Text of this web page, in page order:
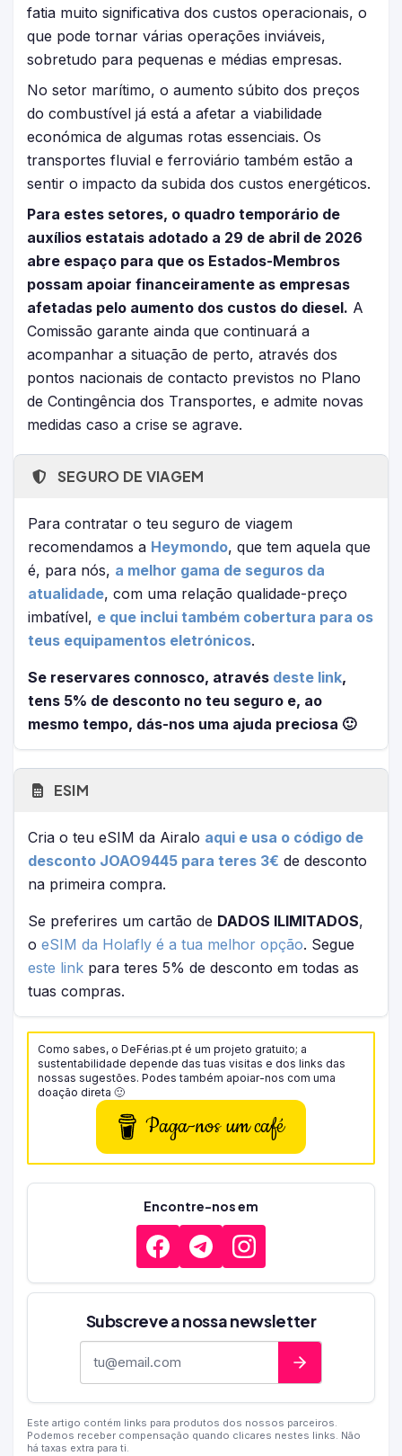
fatia muito significativa dos custos operacionais, o
que pode tornar várias operações inviáveis,
sobretudo para pequenas e médias empresas.
No setor marítimo, o aumento súbito dos preços
do combustível já está a afetar a viabilidade
económica de algumas rotas essenciais. Os
transportes fluvial e ferroviário também estão a
sentir o impacto da subida dos custos energéticos.
Para estes setores, o quadro temporário de
auxílios estatais adotado a 29 de abril de 2026
abre espaço para que os Estados-Membros
possam apoiar financeiramente as empresas
afetadas pelo aumento dos custos do diesel. A
Comissão garante ainda que continuará a
acompanhar a situação de perto, através dos
pontos nacionais de contacto previstos no Plano
de Contingência dos Transportes, e admite novas
medidas caso a crise se agrave.
SEGURO DE VIAGEM
Para contratar o teu seguro de viagem
recomendamos a Heymondo, que tem aquela que
é, para nós, a melhor gama de seguros da
atualidade, com uma relação qualidade-preço
imbatível, e que inclui também cobertura para os
teus equipamentos eletrónicos.
Se reservares connosco, através deste link,
tens 5% de desconto no teu seguro e, ao
mesmo tempo, dás-nos uma ajuda preciosa 🙂
ESIM
Cria o teu eSIM da Airalo aqui e usa o código de
desconto JOAO9445 para teres 3€ de desconto
na primeira compra.
Se preferires um cartão de DADOS ILIMITADOS,
o eSIM da Holafly é a tua melhor opção. Segue
este link para teres 5% de desconto em todas as
tuas compras.
Como sabes, o DeFérias.pt é um projeto gratuito; a
sustentabilidade depende das tuas visitas e dos links das
nossas sugestões. Podes também apoiar-nos com uma
doação direta 🙂
Paga-nos um café
Encontre-nos em
Subscreve a nossa newsletter
Este artigo contém links para produtos dos nossos parceiros.
Podemos receber compensação quando clicares nestes links. Não
há taxas extra para ti.